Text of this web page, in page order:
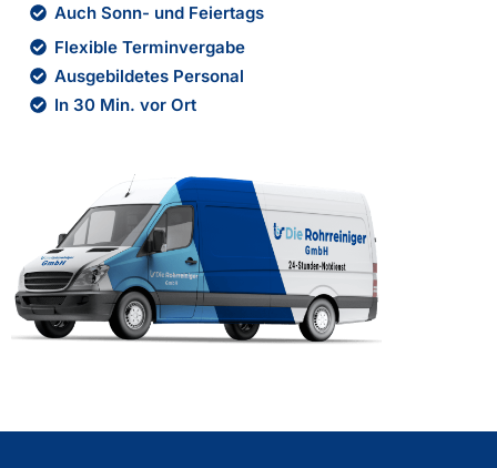
Auch Sonn- und Feiertags
Flexible Terminvergabe
Ausgebildetes Personal
In 30 Min. vor Ort